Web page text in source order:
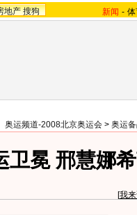
地产 搜狗 新闻 -
奥运频道-2008北京奥运会 > 奥运
卫冕 邢慧娜
[我